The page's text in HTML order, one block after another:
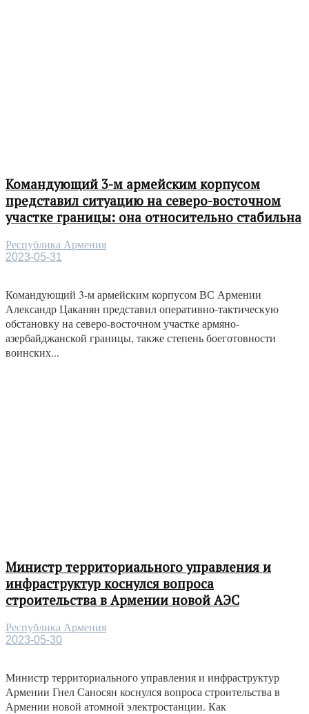
Командующий 3-м армейским корпусом
представил ситуацию на северо-восточном
участке границы: она относительно стабильна
Республика Армения
2023-05-31
Командующий 3-м армейским корпусом ВС Армении
Александр Цаканян представил оперативно-тактическую
обстановку на северо-восточном участке армяно-
азербайджанской границы, также степень боеготовности
воинских...
Министр территориального управления и
инфраструктур коснулся вопроса
строительства в Армении новой АЭС
Республика Армения
2023-05-30
Министр территориального управления и инфраструктур
Армении Гнел Саносян коснулся вопроса строительства в
Армении новой атомной электростанции. Как